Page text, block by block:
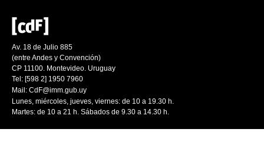
Av. 18 de Julio 885
(entre Andes y Convención)
CP 11100. Montevideo. Uruguay
Tel: [598 2] 1950 7960
Mail: CdF@imm.gub.uy
Lunes, miércoles, jueves, viernes: de 10 a 19.30 h.
Martes: de 10 a 21 h. Sábados de 9.30 a 14.30 h.